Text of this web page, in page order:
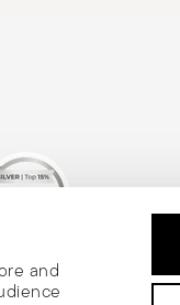
and
Silver Medal